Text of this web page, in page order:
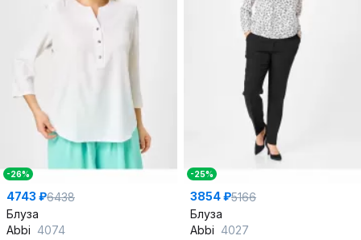
-26%
4743 ₽6438
Блуза
Abbi 4074
-25%
3854 ₽5166
Блуза
Abbi 4027